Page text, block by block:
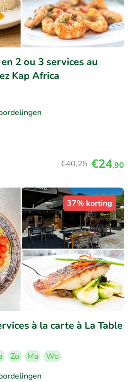
2 ou 3 services au
Kap Africa
€40,25 €24,90
37% korting
à la carte à La Table
Zo Ma
Wo